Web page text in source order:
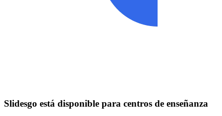
Slidesgo está disponible para centros de enseñanza